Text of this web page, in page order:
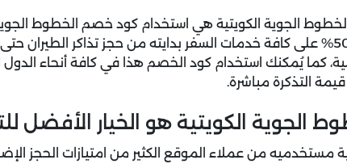
الجوية الكويتية هي استخدام كود خصم الخطوط
يمنحك الكود خصم فعال حتى 50% على كافة خدمات السفر بدايته من حجز تذاكر
كما يُمكنك استخدام كود الخصم هذا في كافة أنحاء
التذكرة مباشرة.
الجوية الكويتية هو الخيار الأفضل
مستخدميه من عملاء الموقع الكثير من امتيازات الحجز